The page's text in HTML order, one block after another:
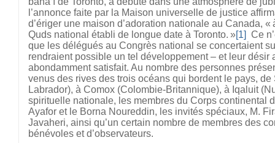
l’annonce faite par la Maison universelle de justice
d’ériger une maison d’adoration nationale au Canada, «
Quds national établi de longue date à Toronto. »[1] Ce
que les délégués au Congrès national se concertaient
rendraient possible un tel développement – et leur désir
abondamment satisfait. Au nombre des personnes
venus des rives des trois océans qui bordent le pays, de
Labrador), à Comox (Colombie-Britannique), à Iqaluit
spirituelle nationale, les membres du Corps continental
Ayafor et le Borna Noureddin, les invités spéciaux, M.
Javaheri, ainsi qu’un certain nombre de membres des
bénévoles et d’observateurs.